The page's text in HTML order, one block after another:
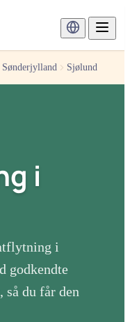
Sønderjylland Sjølund
i
i
godkendte
du får den